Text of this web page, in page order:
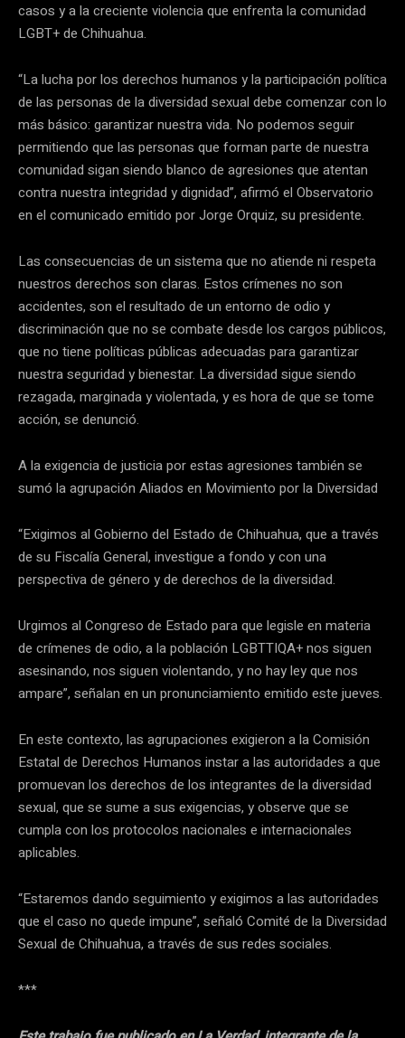
casos y a la creciente violencia que enfrenta la comunidad
LGBT+ de Chihuahua.
“La lucha por los derechos humanos y la participación política
de las personas de la diversidad sexual debe comenzar con lo
más básico: garantizar nuestra vida. No podemos seguir
permitiendo que las personas que forman parte de nuestra
comunidad sigan siendo blanco de agresiones que atentan
contra nuestra integridad y dignidad”, afirmó el Observatorio
en el comunicado emitido por Jorge Orquiz, su presidente.
Las consecuencias de un sistema que no atiende ni respeta
nuestros derechos son claras. Estos crímenes no son
accidentes, son el resultado de un entorno de odio y
discriminación que no se combate desde los cargos públicos,
que no tiene políticas públicas adecuadas para garantizar
nuestra seguridad y bienestar. La diversidad sigue siendo
rezagada, marginada y violentada, y es hora de que se tome
acción, se denunció.
A la exigencia de justicia por estas agresiones también se
sumó la agrupación Aliados en Movimiento por la Diversidad
“Exigimos al Gobierno del Estado de Chihuahua, que a través
de su Fiscalía General, investigue a fondo y con una
perspectiva de género y de derechos de la diversidad.
Urgimos al Congreso de Estado para que legisle en materia
de crímenes de odio, a la población LGBTTIQA+ nos siguen
asesinando, nos siguen violentando, y no hay ley que nos
ampare”, señalan en un pronunciamiento emitido este jueves.
En este contexto, las agrupaciones exigieron a la Comisión
Estatal de Derechos Humanos instar a las autoridades a que
promuevan los derechos de los integrantes de la diversidad
sexual, que se sume a sus exigencias, y observe que se
cumpla con los protocolos nacionales e internacionales
aplicables.
“Estaremos dando seguimiento y exigimos a las autoridades
que el caso no quede impune”, señaló Comité de la Diversidad
Sexual de Chihuahua, a través de sus redes sociales.
***